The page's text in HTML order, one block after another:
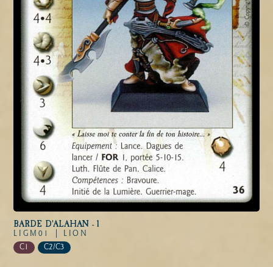
BARDE D'ALAHAN - 1
LIGM01 |
LION
C1
C2/C3